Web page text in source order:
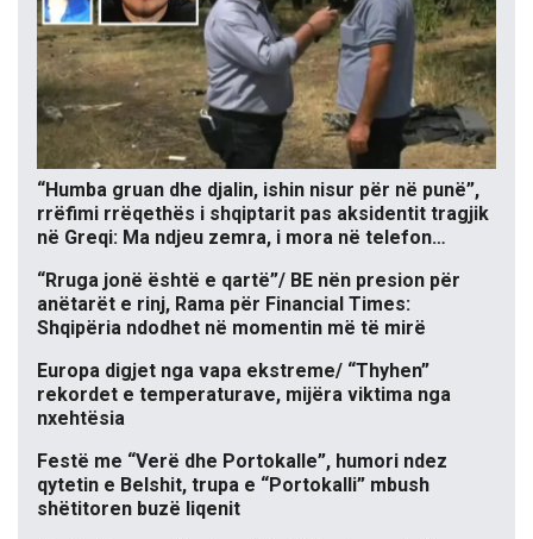
“Humba gruan dhe djalin, ishin nisur për në punë”,
rrëfimi rrëqethës i shqiptarit pas aksidentit tragjik
në Greqi: Ma ndjeu zemra, i mora në telefon…
“Rruga jonë është e qartë”/ BE nën presion për
anëtarët e rinj, Rama për Financial Times:
Shqipëria ndodhet në momentin më të mirë
Europa digjet nga vapa ekstreme/ “Thyhen”
rekordet e temperaturave, mijëra viktima nga
nxehtësia
Festë me “Verë dhe Portokalle”, humori ndez
qytetin e Belshit, trupa e “Portokalli” mbush
shëtitoren buzë liqenit